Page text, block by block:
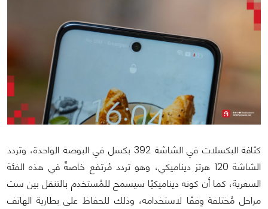
كثافة البكسلات في الشاشة 392 بكسل في البوصة الواحدة، وتردد
الشاشة 120 هرتز ديناميكي، وهو تردد مُرتفع خاصةً في هذه الفئة
السعرية، كما أن كونه ديناميكيًا سيسمح للمُستخدم بالتنقل بين ست
مراحل مُختلفة وِفقًا لاستخدامه، وذلك للحفاظ على بطارية الهاتف